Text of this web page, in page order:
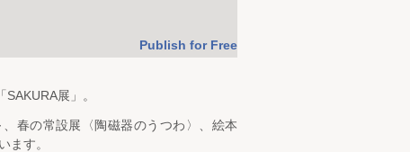
Publish for Free
展」。
春の常設展〈陶磁器のうつわ〉、絵本
ます。